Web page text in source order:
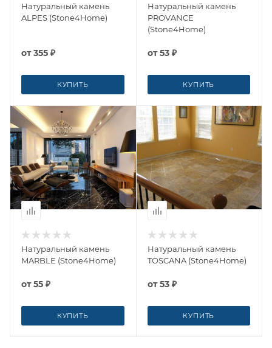
Натуральный камень
ALPES (Stone4Home)
от355 ₽
КУПИТЬ
Натуральный камень
PROVANCE
(Stone4Home)
от53 ₽
КУПИТЬ
Натуральный камень
MARBLE (Stone4Home)
от55 ₽
КУПИТЬ
Натуральный камень
TOSCANA (Stone4Home)
от53 ₽
КУПИТЬ